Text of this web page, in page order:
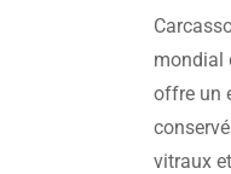
mondial
offre un
vitraux